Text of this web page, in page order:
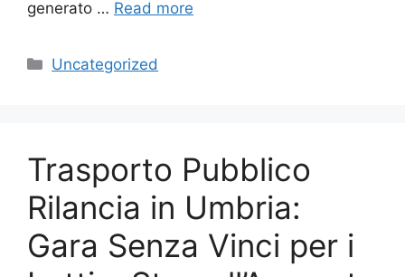
generato … Read more
Categories
Uncategorized
Trasporto Pubblico
Rilancia in Umbria:
Gara Senza Vinci per i